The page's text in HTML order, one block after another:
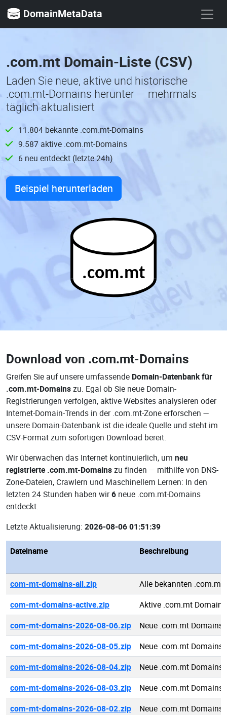
DomainMetaData
.com.mt Domain-Liste (CSV)
Laden Sie neue, aktive und historische
.com.mt-Domains herunter — mehrmals
täglich aktualisiert
11.804 bekannte .com.mt-Domains
9.587 aktive .com.mt-Domains
6 neu entdeckt (letzte 24h)
Beispiel herunterladen
.com.mt
Download von .com.mt-Domains
Greifen Sie auf unsere umfassende Domain-Datenbank für
.com.mt-Domainszu. Egal ob Sie neue Domain-
Registrierungen verfolgen, aktive Websites analysieren oder
Internet-Domain-Trends in der .com.mt-Zone erforschen —
unsere Domain-Datenbank ist die ideale Quelle und steht im
CSV-Format zum sofortigen Download bereit.
Wir überwachen das Internet kontinuierlich, um neu
registrierte .com.mt-Domainszu finden — mithilfe von DNS-
Zone-Dateien, Crawlern und Maschinellem Lernen: In den
letzten 24 Stunden haben wir6 neue .com.mt-Domains
entdeckt.
Letzte Aktualisierung: 2026-08-06 01:51:39
Dateiname Beschreibung
com-mt-domains-all.zip
Alle bekannten .com.mt
com-mt-domains-active.zip
Aktive .com.mt Domains
com-mt-domains-2026-08-06.zip
Neue .com.mt Domains
com-mt-domains-2026-08-05.zip
Neue .com.mt Domains
com-mt-domains-2026-08-04.zip
Neue .com.mt Domains
com-mt-domains-2026-08-03.zip
Neue .com.mt Domains
com-mt-domains-2026-08-02.zip
Neue .com.mt Domains